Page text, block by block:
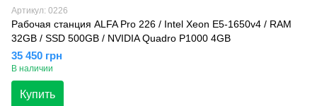
Артикул: 0226
Рабочая станция ALFA Pro 226 / Intel Xeon E5-1650v4 / RAM
32GB / SSD 500GB / NVIDIA Quadro P1000 4GB
35 450 грн
В наличии
Купить